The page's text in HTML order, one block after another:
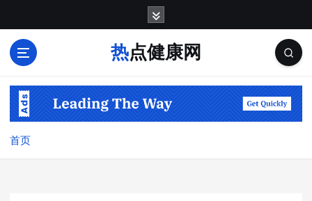
热点健康网
首页